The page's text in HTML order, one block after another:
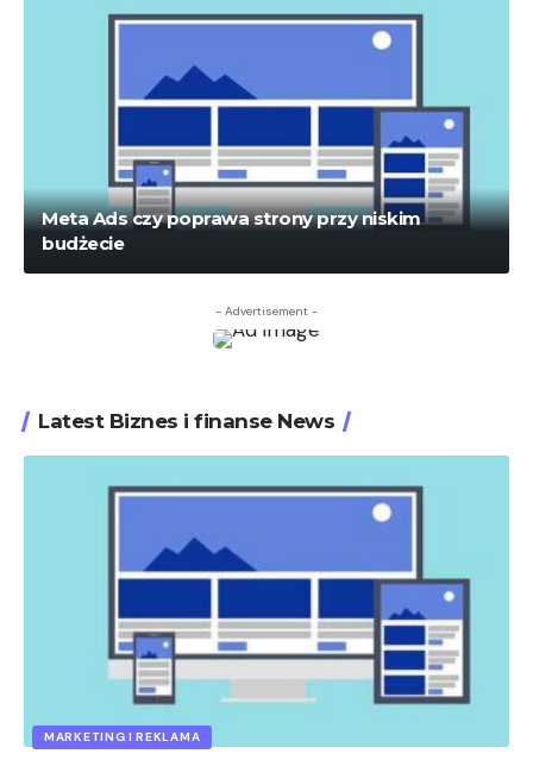
Meta Ads czy poprawa strony przy niskim
budżecie
- Advertisement -
Latest Biznes i finanse News
MARKETING I REKLAMA